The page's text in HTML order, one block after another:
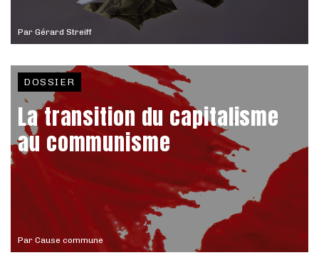
Par Gérard Streiff
Par Cause commune
DOSSIER
La transition du capitalisme
au communisme